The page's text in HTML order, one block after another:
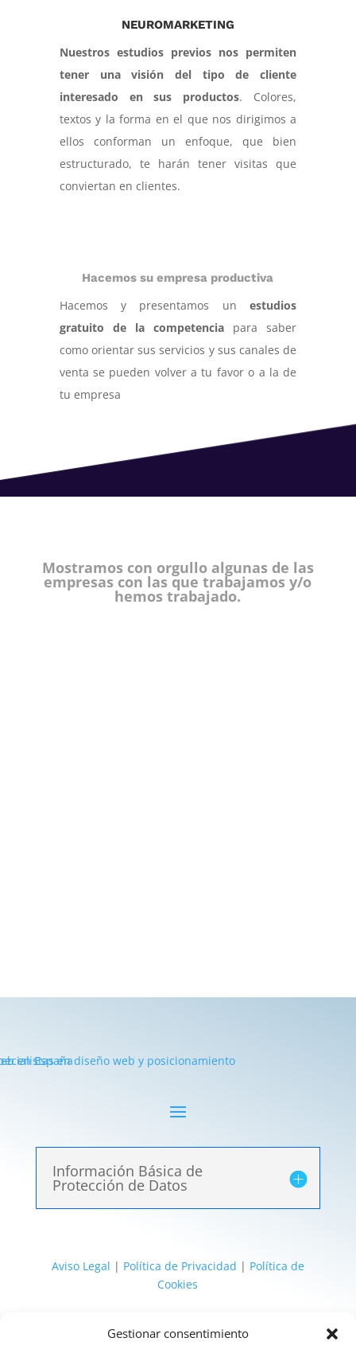
Gestionar consentimiento
NEUROMARKETING
Nuestros estudios previos nos permiten
tener una visión del tipo de cliente
interesado en sus productos. Colores,
textos y la forma en el que nos dirigimos a
ellos conforman un enfoque, que bien
estructurado, te harán tener visitas que
conviertan en clientes.
Hacemos su empresa productiva
Hacemos y presentamos unestudios
gratuito de la competencia para saber
como orientar sus servicios y sus canales de
venta se pueden volver a tu favor o a la de
tu empresa
Mostramos con orgullo algunas de las
empresas con las que trabajamos y/o
hemos trabajado.
Información Básica de
Protección de Datos
Aviso Legal | Política de Privacidad | Política de
Cookies
@ 2025 Diseñado por HighWay To Seo | Textos